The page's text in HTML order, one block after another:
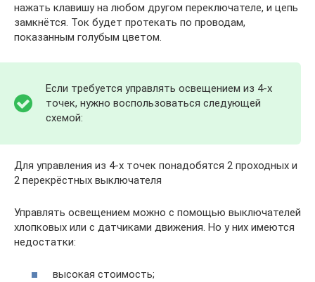
нажать клавишу на любом другом переключателе, и цепь
замкнётся. Ток будет протекать по проводам,
показанным голубым цветом.
Если требуется управлять освещением из 4-х
точек, нужно воспользоваться следующей
схемой:
Для управления из 4-х точек понадобятся 2 проходных и
2 перекрёстных выключателя
Управлять освещением можно с помощью выключателей
хлопковых или с датчиками движения. Но у них имеются
недостатки:
высокая стоимость;